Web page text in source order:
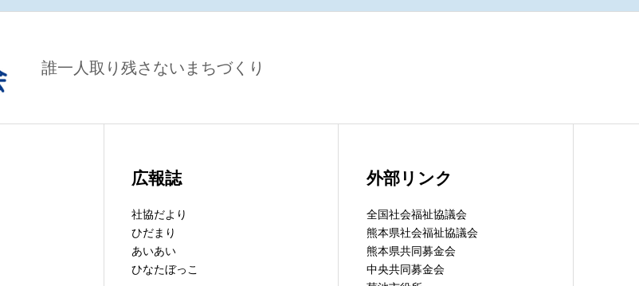
誰一人取り残さないまちづくり
広報誌
社協だより
ひだまり
あいあい
ひなたぼっこ
外部リンク
全国社会福祉協議会
熊本県社会福祉協議会
熊本県共同募金会
中央共同募金会